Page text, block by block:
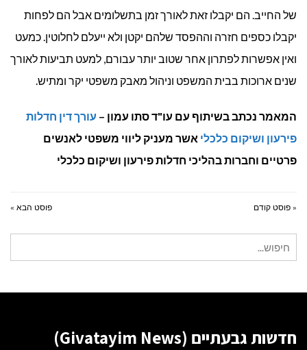
של החייב. הם יקבלו זאת לאורך זמן בתשלומים אבל הם לפחות
יקבלו כספים חזרה וההפסד שלהם יקטן ולא ייעלם לחלוטין. כמעט
ואין אפשרות לפתרון אחר שטוב יותר עבורם, למעט תביעות לאורך
שנים ארוכות בבית המשפט וניהול מאבק משפטי יקר ומתיש.
המאמר נכתב בשיתוף עם עו"ד סתו עמון – עורך דין חדלות
פירעון ושיקום כלכלי אשר מעניק ליווי משפטי לאנשים
פרטיים וחברות בהליכי חדלות פירעון ושיקום כלכלי
« פוסט קודם פוסט הבא »
חדשות גבעתיים (Givatayim News)